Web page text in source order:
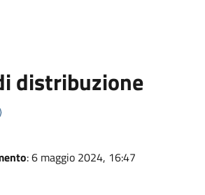
distribuzione
: 6 maggio 2024, 16:47